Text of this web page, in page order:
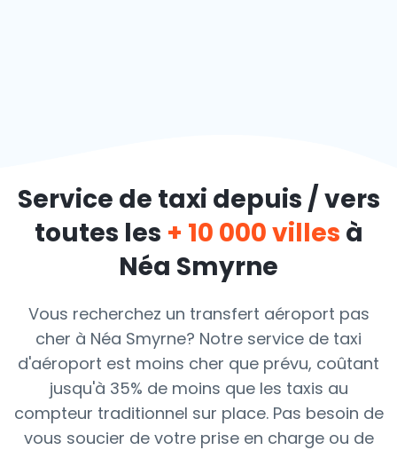
Service de taxi depuis / vers
toutes les + 10 000 villes à
Néa Smyrne
Vous recherchez un transfert aéroport pas
cher à Néa Smyrne? Notre service de taxi
d'aéroport est moins cher que prévu, coûtant
jusqu'à 35% de moins que les taxis au
compteur traditionnel sur place. Pas besoin de
vous soucier de votre prise en charge ou de